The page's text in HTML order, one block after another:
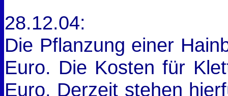
28.12.04:
Die Pflanzung einer
Euro. Die Kosten für
Euro. Derzeit stehen